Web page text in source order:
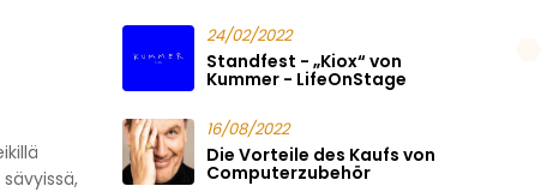
24/02/2022
Standfest - „Kiox“ von
Kummer - LifeOnStage
16/08/2022
Die Vorteile des Kaufs von
Computerzubehör